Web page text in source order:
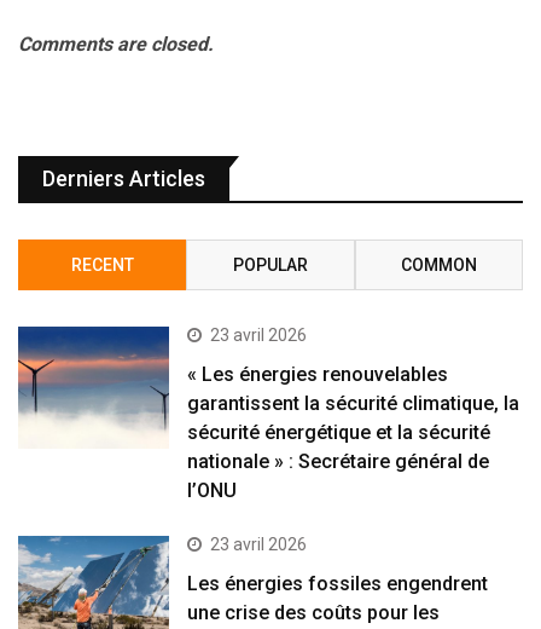
Comments are closed.
Derniers Articles
RECENT POPULAR COMMON
23 avril 2026
« Les énergies renouvelables
garantissent la sécurité climatique, la
sécurité énergétique et la sécurité
nationale » : Secrétaire général de
l’ONU
23 avril 2026
Les énergies fossiles engendrent
une crise des coûts pour les